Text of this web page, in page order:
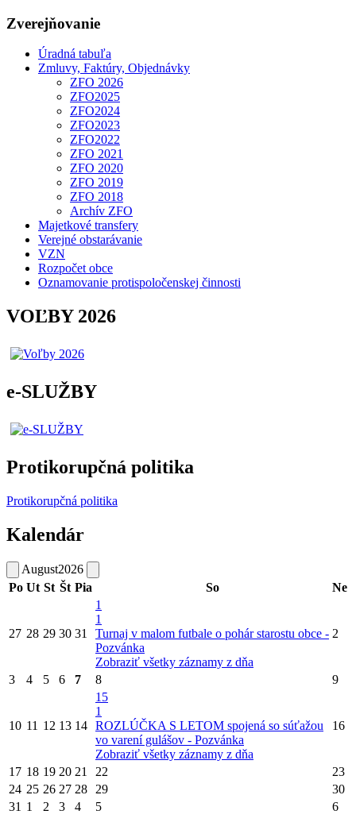
Zverejňovanie
Úradná tabuľa
Zmluvy, Faktúry, Objednávky
ZFO 2026
ZFO2025
ZFO2024
ZFO2023
ZFO2022
ZFO 2021
ZFO 2020
ZFO 2019
ZFO 2018
Archív ZFO
Majetkové transfery
Verejné obstarávanie
VZN
Rozpočet obce
Oznamovanie protispoločenskej činnosti
VOĽBY 2026
e-SLUŽBY
Protikorupčná politika
Protikorupčná politika
Kalendár
August2026
Po Ut St Št Pia So Ne
27 28 29 30 31
1
1
Turnaj v malom futbale o pohár starostu obce -
Pozvánka
Zobraziť všetky záznamy z dňa
2
3 4 5 6 7 8 9
10 11 12 13 14
15
1
ROZLÚČKA S LETOM spojená so súťažou
vo varení gulášov - Pozvánka
Zobraziť všetky záznamy z dňa
16
17 18 19 20 21 22
23
24 25 26 27 28 29
30
31 1 2 3 4 5 6